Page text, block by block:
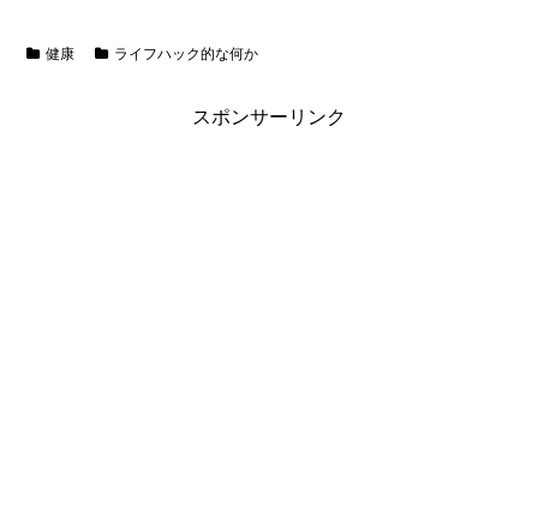
健康 ライフハック的な何か
スポンサーリンク